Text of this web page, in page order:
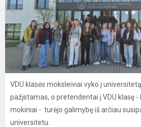
VDU klasės moksleiviai vyko į
pažįstamas, o pretendentai į VDU klasę -
mokiniai - turėjo galimybę iš arčiau
universitetu.